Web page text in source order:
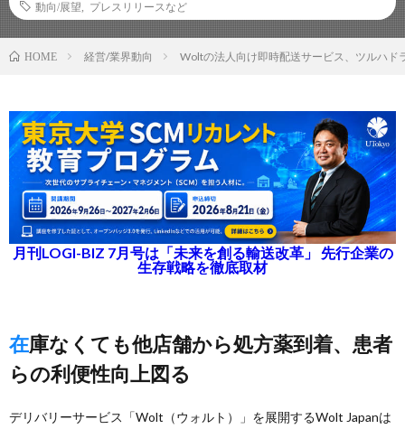
動向/展望
プレスリリースなど
HOME 経営/業界動向 Woltの法人向け即時配送サービス、ツルハド
月刊LOGI-BIZ 7月号は「未来を創る輸送改革」 先行企業の
生存戦略を徹底取材
在庫なくても他店舗から処方薬到着、患者
らの利便性向上図る
デリバリーサービス「Wolt（ウォルト）」を展開するWolt Japanは